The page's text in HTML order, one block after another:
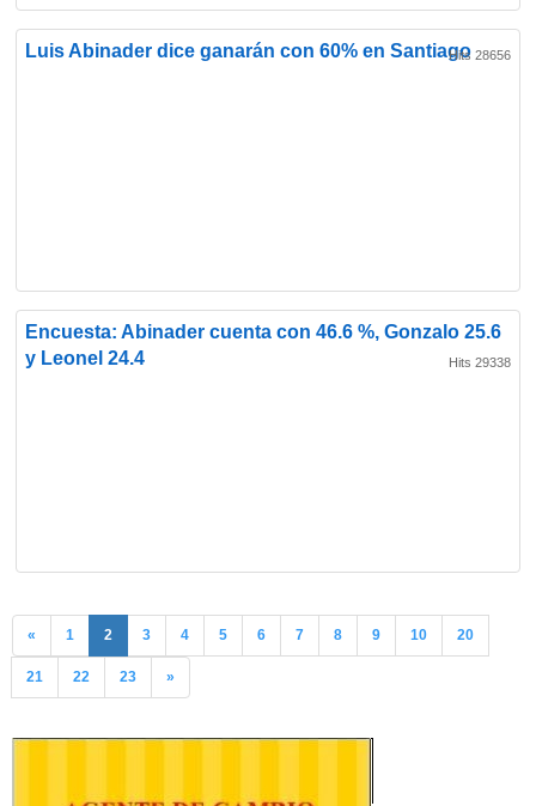
Luis Abinader dice ganarán con 60% en SantiagoHits 28656
Encuesta: Abinader cuenta con 46.6 %, Gonzalo 25.6
y Leonel 24.4
Hits 29338
« 1 2 3 4 5 6 7 8 9 10 20
21 22 23 »